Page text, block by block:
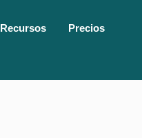
Recursos Precios